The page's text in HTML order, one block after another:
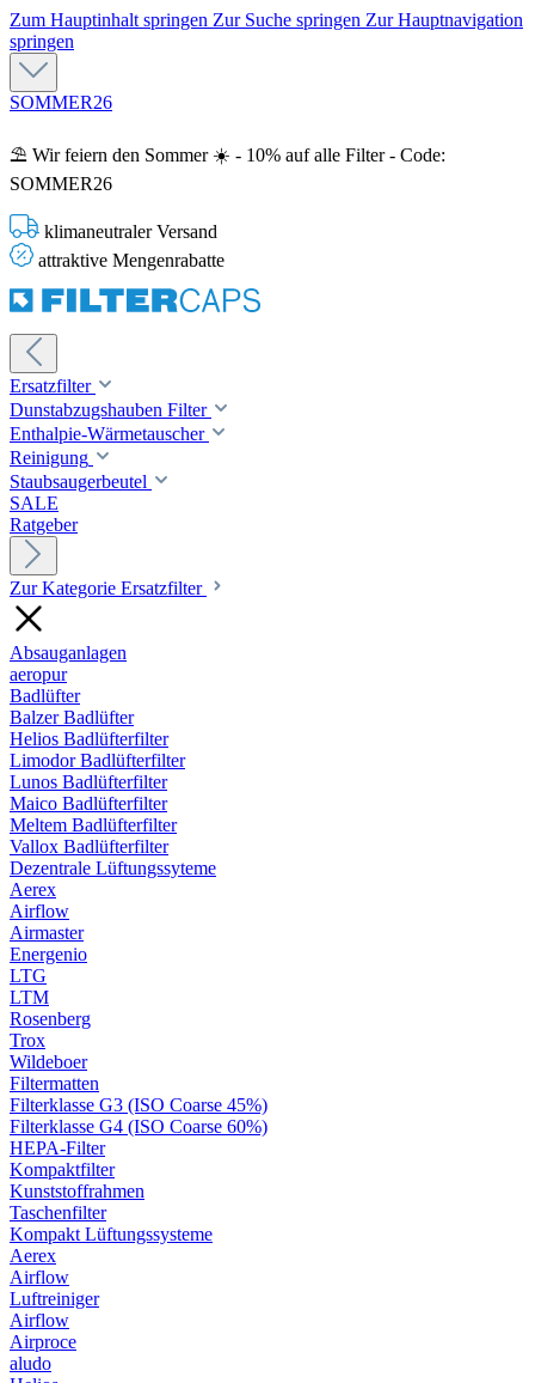
Zum Hauptinhalt springen Zur Suche springen Zur Hauptnavigation
springen
SOMMER26
⛱️ Wir feiern den Sommer ☀️ - 10% auf alle Filter - Code:
SOMMER26
klimaneutraler Versand
attraktive Mengenrabatte
Ersatzfilter
Dunstabzugshauben Filter
Enthalpie-Wärmetauscher
Reinigung
Staubsaugerbeutel
SALE
Ratgeber
Zur Kategorie Ersatzfilter
Absauganlagen
aeropur
Badlüfter
Balzer Badlüfter
Helios Badlüfterfilter
Limodor Badlüfterfilter
Lunos Badlüfterfilter
Maico Badlüfterfilter
Meltem Badlüfterfilter
Vallox Badlüfterfilter
Dezentrale Lüftungssyteme
Aerex
Airflow
Airmaster
Energenio
LTG
LTM
Rosenberg
Trox
Wildeboer
Filtermatten
Filterklasse G3 (ISO Coarse 45%)
Filterklasse G4 (ISO Coarse 60%)
HEPA-Filter
Kompaktfilter
Kunststoffrahmen
Taschenfilter
Kompakt Lüftungssysteme
Aerex
Airflow
Luftreiniger
Airflow
Airproce
aludo